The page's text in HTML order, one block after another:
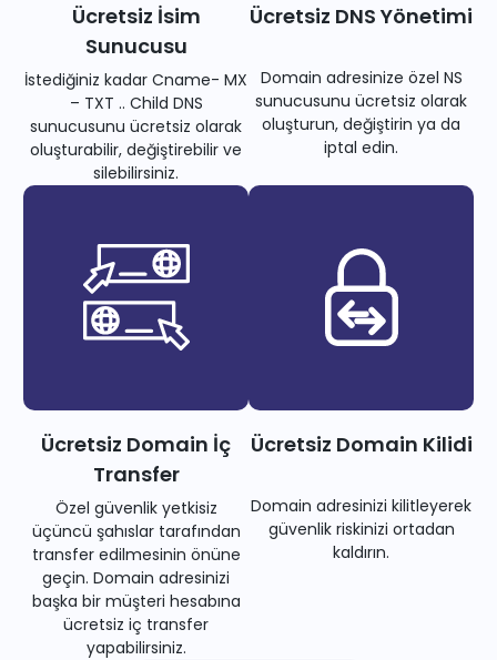
Ücretsiz İsim
Sunucusu
İstediğiniz kadar Cname- MX
– TXT .. Child DNS
sunucusunu ücretsiz olarak
oluşturabilir, değiştirebilir ve
silebilirsiniz.
Ücretsiz DNS Yönetimi
Domain adresinize özel NS
sunucusunu ücretsiz olarak
oluşturun, değiştirin ya da
iptal edin.
Ücretsiz Domain İç
Transfer
Özel güvenlik yetkisiz
üçüncü şahıslar tarafından
transfer edilmesinin önüne
geçin. Domain adresinizi
başka bir müşteri hesabına
ücretsiz iç transfer
yapabilirsiniz.
Ücretsiz Domain Kilidi
Domain adresinizi kilitleyerek
güvenlik riskinizi ortadan
kaldırın.